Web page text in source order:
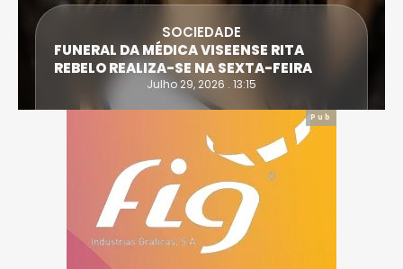
SOCIEDADE
FUNERAL DA MÉDICA VISEENSE RITA
REBELO REALIZA-SE NA SEXTA-FEIRA
Julho 29, 2026 . 13:15
Pub